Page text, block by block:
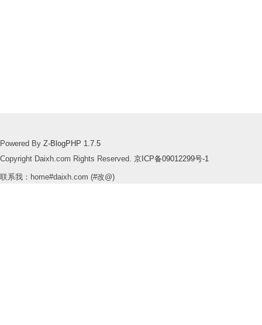
Powered By Z-BlogPHP 1.7.5
Copyright Daixh.com Rights Reserved. 京ICP备09012299号-1
联系我：home#daixh.com (#改@)